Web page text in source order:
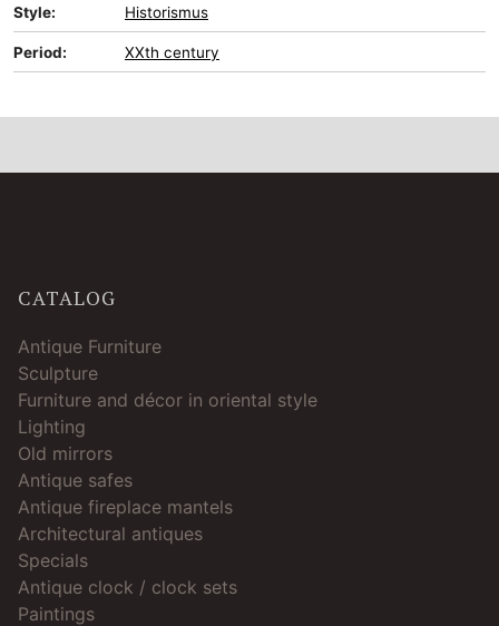
Style: Historismus
Period: XXth century
CATALOG
Antique Furniture
Sculpture
Furniture and décor in oriental style
Lighting
Old mirrors
Antique safes
Antique fireplace mantels
Architectural antiques
Specials
Antique clock / clock sets
Paintings